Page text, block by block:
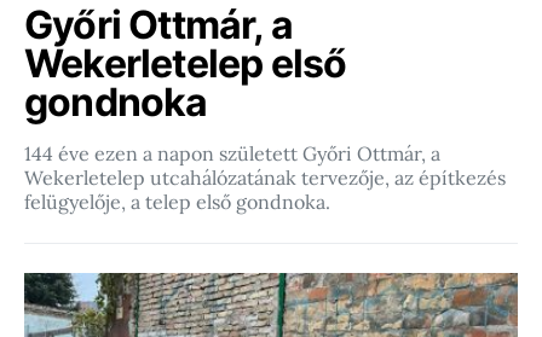
Győri Ottmár, a
Wekerletelep első
gondnoka
144 éve ezen a napon született Győri Ottmár, a
Wekerletelep utcahálózatának tervezője, az építkezés
felügyelője, a telep első gondnoka.